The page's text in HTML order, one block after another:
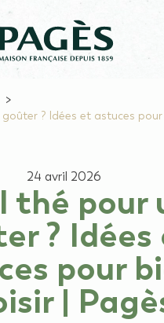
? Idées et astuces pour
24 avril 2026
thé pour
? Idées
pour
|